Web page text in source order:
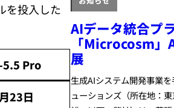
を投入した
5.5 Pro
23日